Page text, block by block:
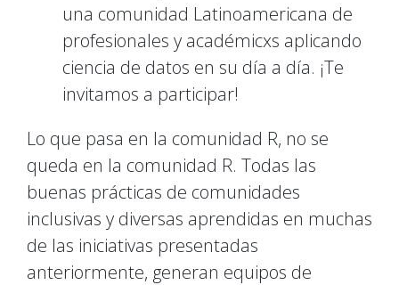
una comunidad Latinoamericana de
profesionales y académicxs aplicando
ciencia de datos en su día a día. ¡Te
invitamos a participar!
Lo que pasa en la comunidad R, no se
queda en la comunidad R. Todas las
buenas prácticas de comunidades
inclusivas y diversas aprendidas en muchas
de las iniciativas presentadas
anteriormente, generan equipos de